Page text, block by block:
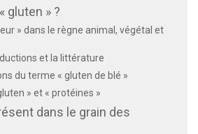
gluten » ?
» dans le règne animal, végétal et
et la littérature
du terme « gluten de blé »
» et « protéines »
dans le grain des